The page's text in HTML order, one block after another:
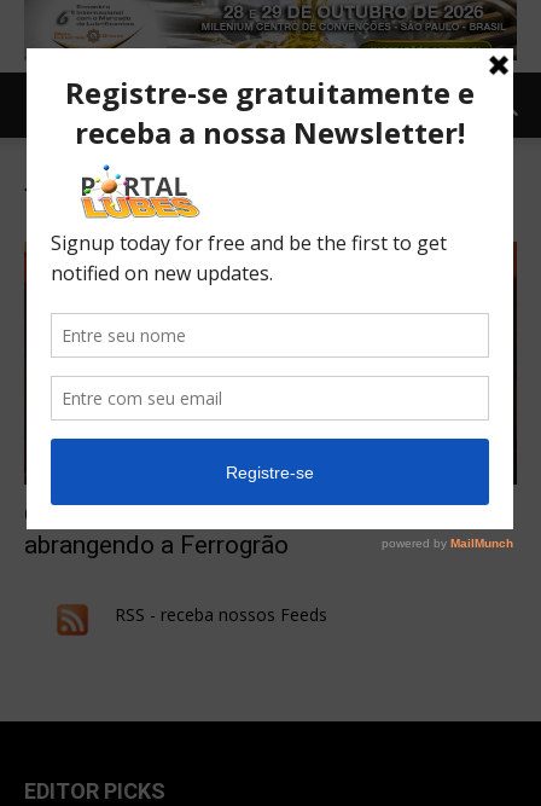
Tag: Ferrogrão
Governo anuncia pacote de concessões
abrangendo a Ferrogrão
RSS - receba nossos Feeds
EDITOR PICKS